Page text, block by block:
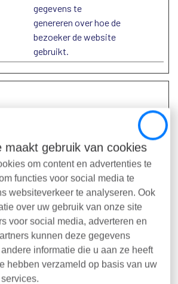
Close
maakt gebruik van cookies
om content en advertenties te
functies voor social media te
websiteverkeer te analyseren. Ook
over uw gebruik van onze site
voor social media, adverteren en
kunnen deze gegevens
informatie die u aan ze heeft
hebben verzameld op basis van uw
gegevens te
genereren over hoe de
bezoeker de website
gebruikt.
gebruikt om bezoekers te volgen
websites bezoeken. Hun doel is
die zijn toegesneden op en relevant
gebruiker. Deze advertenties worden
uitgevers en externe adverteerders.
Doel
Maximale
Wordt gebruikt om de
interactie van
gebruikers met
180
dagen